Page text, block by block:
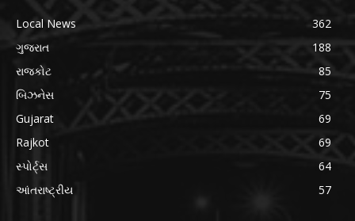
Local News
362
ગુજરાત
188
રાજકોટ
85
બિઝનેસ
75
Gujarat
69
Rajkot
69
સ્પોર્ટ્સ
64
આંતરાષ્ટ્રીય
57